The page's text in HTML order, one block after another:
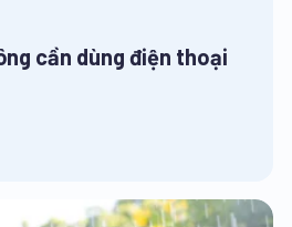
cần dùng điện thoại